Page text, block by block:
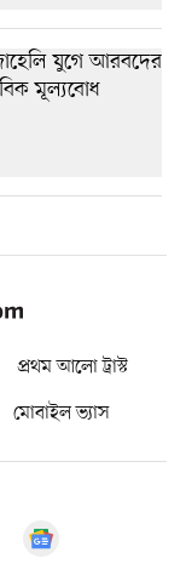
প্রথম আলো ট্রাস্ট
মোবাইল ভ্যাস